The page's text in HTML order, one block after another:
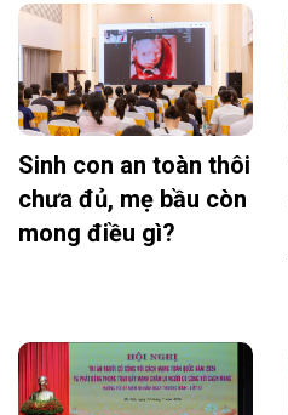
Sinh con an toàn thôi
chưa đủ, mẹ bầu còn
mong điều gì?